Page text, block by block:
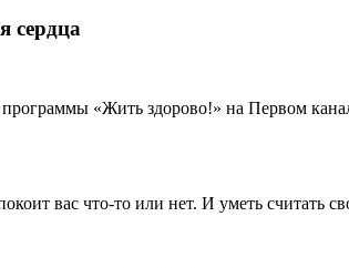
сердца
«Жить здорово!» на Первом
вас что-то или нет. И уметь считать